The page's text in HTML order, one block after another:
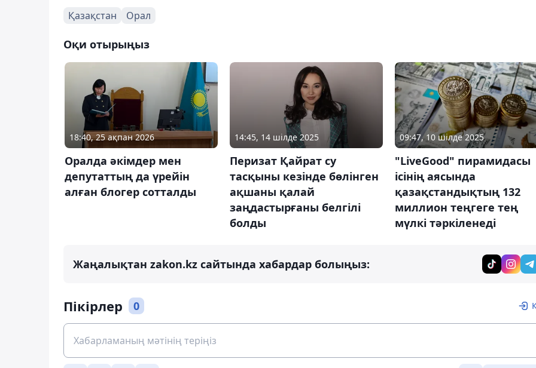
Қазақстан Орал
Оқи отырыңыз
18:40, 25 ақпан 2026
Оралда әкімдер мен
депутаттың да үрейін
алған блогер сотталды
14:45, 14 шілде 2025
Перизат Қайрат су
тасқыны кезінде бөлінген
ақшаны қалай
заңдастырғаны белгілі
болды
09:47, 10 шілде 2025
"LiveGood" пирамидасы
ісінің аясында
қазақстандықтың 132
миллион теңгеге тең
мүлкі тәркіленеді
Жаңалықтан zakon.kz сайтында хабардар болыңыз:
Пікірлер 0